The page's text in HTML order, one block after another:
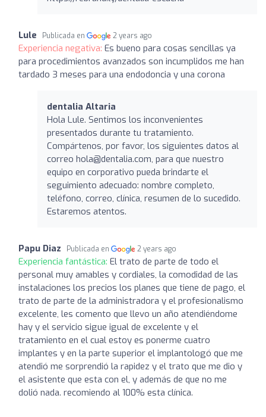
Lule Publicada en 2 years ago
Experiencia negativa: Es bueno para cosas sencillas ya
para procedimientos avanzados son incumplidos me han
tardado 3 meses para una endodoncia y una corona
dentalia Altaria
Hola Lule. Sentimos los inconvenientes
presentados durante tu tratamiento.
Compártenos, por favor, los siguientes datos al
correo hola@dentalia.com, para que nuestro
equipo en corporativo pueda brindarte el
seguimiento adecuado: nombre completo,
teléfono, correo, clínica, resumen de lo sucedido.
Estaremos atentos.
Papu Diaz Publicada en 2 years ago
Experiencia fantástica: El trato de parte de todo el
personal muy amables y cordiales, la comodidad de las
instalaciones los precios los planes que tiene de pago, el
trato de parte de la administradora y el profesionalismo
excelente, les comento que llevo un año atendiéndome
hay y el servicio sigue igual de excelente y el
tratamiento en el cual estoy es ponerme cuatro
implantes y en la parte superior el implantologó que me
atendió me sorprendió la rapidez y el trato que me dio y
el asistente que esta con el, y además de que no me
dolió nada. recomiendo al 100% esta clínica.